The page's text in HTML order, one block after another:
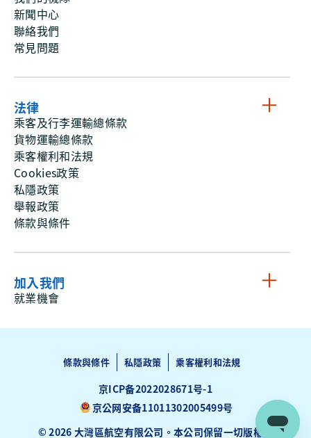
新聞中心
聯絡我們
常見問題
法律
乘客及行李運輸總條款
貨物運輸總條款
乘客權利和法規
Cookies政策
私隱政策
舉報政策
條款與條件
加入我們
就業機會
條款與條件 私隱政策 乘客權利和法規
京ICP备2022028671号-1
京公网安备11011302005499号
© 2026 大灣區航空有限公司。本公司保留一切版權。